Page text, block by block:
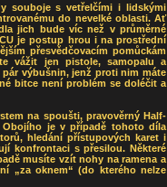
souboje s vetřelčími i lidskými
do nevelké oblasti. Ať
jich bude víc než v průměrné
je postup hrou i na prostřední
přesvědčovacím pomůckám
vážit jen pistole, samopalu a
výbušnin, jenž proti nim máte
bitce není problém se doléčit a
na spoušti, pravověrný Half-
Obojího je v případě tohoto díla
hledání přístupových karet i
konfrontaci s přesilou. Některé
musíte vzít nohy na ramena a
„za oknem“ (do kterého nelze